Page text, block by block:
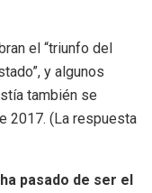
el “triunfo del
y algunos
también se
2017. (La respuesta
ha pasado de ser el